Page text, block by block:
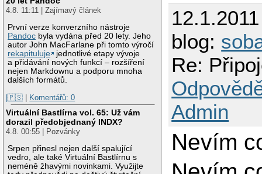
4.8. 11:11 | Zajímavý článek
První verze konverzního nástroje
Pandoc byla vydána před 20 lety. Jeho
autor John MacFarlane při tomto výročí
rekapituluje
jednotlivé etapy vývoje
a přidávání nových funkcí – rozšíření
nejen Markdownu a podporu mnoha
dalších formátů.
|🇵🇸 | Komentářů: 0
Virtuální Bastlírna vol. 65: Už vám
dorazil předobjednaný INDX?
4.8. 00:55 | Pozvánky
Srpen přinesl nejen další spalující
vedro, ale také Virtuální Bastlírnu s
neméně žhavými novinkami. Využijte
blog:
Re:
Admin
Nevím